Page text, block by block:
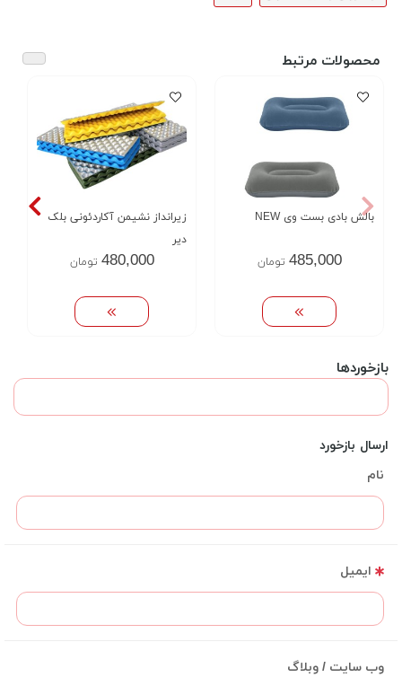
محصولات مرتبط
بالش بادی بست وی NEW
485,000 تومان
زیرانداز نشیمن آکاردئونی بلک
دیر
480,000 تومان
بازخوردها
ارسال بازخورد
نام
ایمیل
وب سایت / وبلاگ